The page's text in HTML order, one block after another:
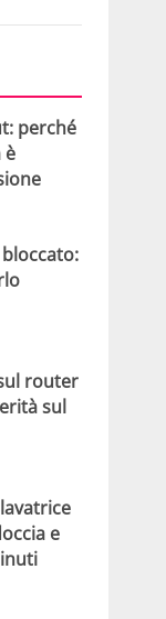
perché
è
router
sul
e